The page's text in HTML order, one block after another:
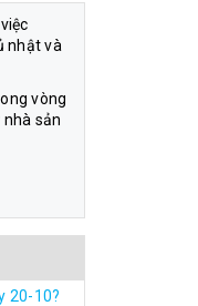
nhật và
vòng
nhà sản
20-10?